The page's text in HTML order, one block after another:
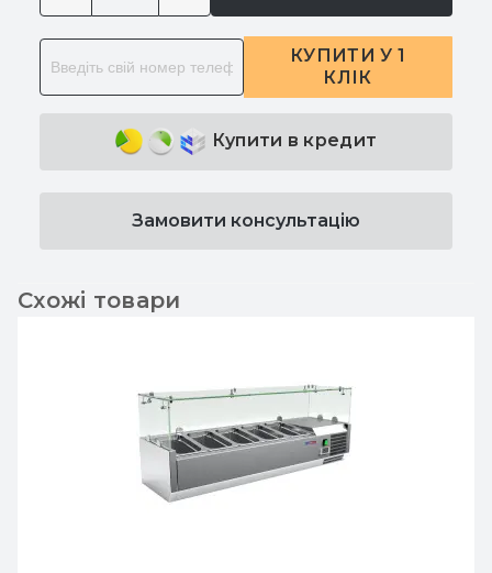
КУПИТИ У 1
КЛІК
Купити в кредит
Замовити консультацію
Схожі товари